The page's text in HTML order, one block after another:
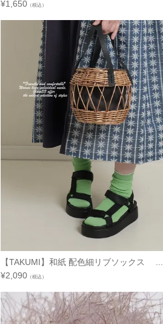
¥1,650（税込）
【TAKUMI】和紙 配色細リブソックス ...
¥2,090（税込）